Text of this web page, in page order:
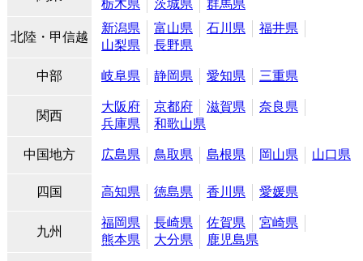
栃木県
茨城県 群馬県
北陸・甲信越
新潟県 富山県 石川県
福井県
山梨県
長野県
中部 岐阜県 静岡県 愛知県 三重県
関西
大阪府 京都府 滋賀県
奈良県
兵庫県
和歌山県
中国地方 広島県 鳥取県 島根県 岡山県 山口県
四国 高知県 徳島県 香川県 愛媛県
九州
福岡県 長崎県 佐賀県
宮崎県
熊本県
大分県 鹿児島県